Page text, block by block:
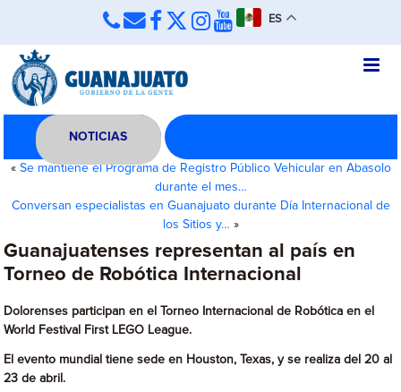
ES
NOTICIAS
« Se mantiene el Programa de Registro Público Vehicular en Abasolo
durante el mes…
Conversan especialistas en Guanajuato durante Día Internacional de
los Sitios y… »
Guanajuatenses representan al país en
Torneo de Robótica Internacional
Dolorenses participan en el Torneo Internacional de Robótica en el
World Festival First LEGO League.
El evento mundial tiene sede en Houston, Texas, y se realiza del 20 al
23 de abril.